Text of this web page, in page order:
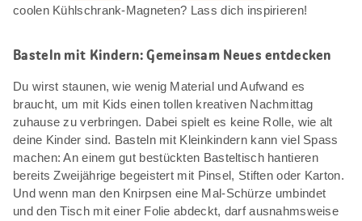
coolen Kühlschrank-Magneten? Lass dich inspirieren!
Basteln mit Kindern: Gemeinsam Neues entdecken
Du wirst staunen, wie wenig Material und Aufwand es
braucht, um mit Kids einen tollen kreativen Nachmittag
zuhause zu verbringen. Dabei spielt es keine Rolle, wie alt
deine Kinder sind. Basteln mit Kleinkindern kann viel Spass
machen: An einem gut bestückten Basteltisch hantieren
bereits Zweijährige begeistert mit Pinsel, Stiften oder Karton.
Und wenn man den Knirpsen eine Mal-Schürze umbindet
und den Tisch mit einer Folie abdeckt, darf ausnahmsweise